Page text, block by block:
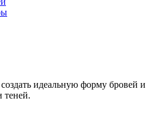
идеальную форму бровей
теней.